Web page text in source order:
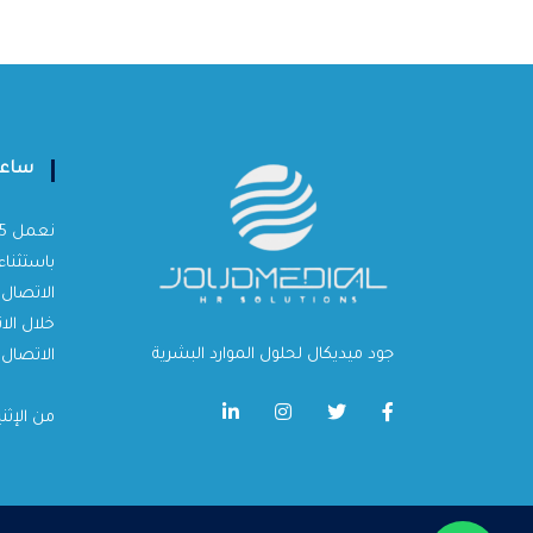
جود ميديكال لحلول الموارد البشرية
خلال
من